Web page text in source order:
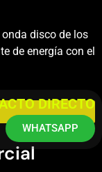
disco de los
de energía con el
DIRECTO
WHATSAPP